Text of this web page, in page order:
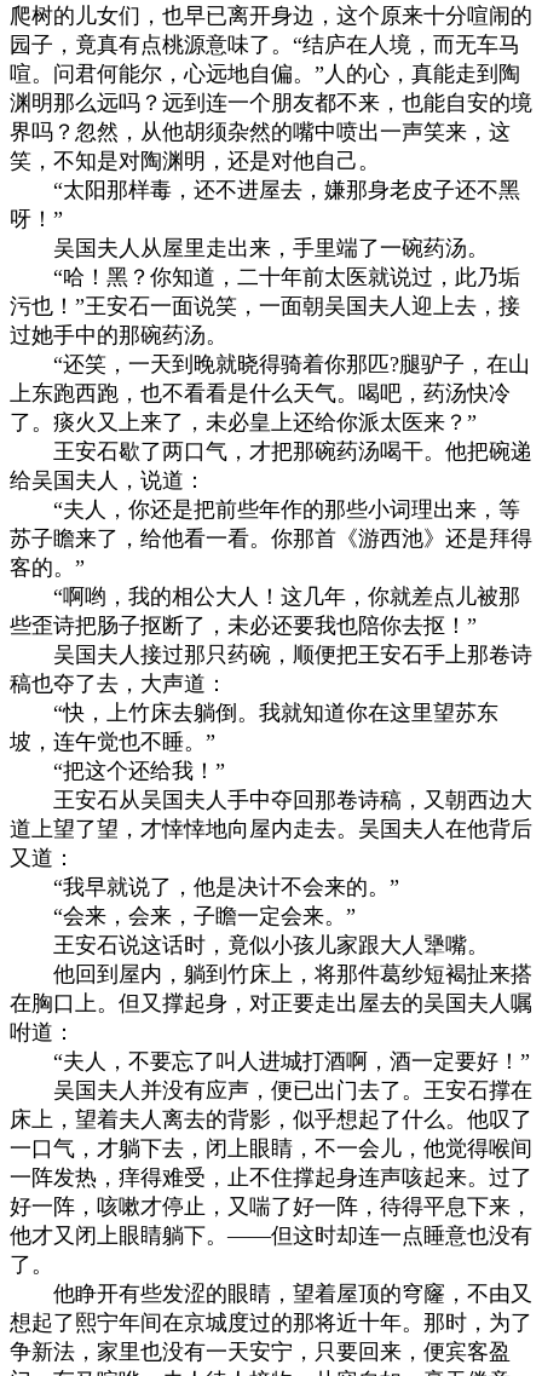
爬树的儿女们，也早已离开身边，这个原来十分喧闹的
园子，竟真有点桃源意味了。“结庐在人境，而无车马
喧。问君何能尔，心远地自偏。”人的心，真能走到陶
渊明那么远吗？远到连一个朋友都不来，也能自安的境
界吗？忽然，从他胡须杂然的嘴中喷出一声笑来，这
笑，不知是对陶渊明，还是对他自己。
“太阳那样毒，还不进屋去，嫌那身老皮子还不黑
呀！”
吴国夫人从屋里走出来，手里端了一碗药汤。
“哈！黑？你知道，二十年前太医就说过，此乃垢
污也！”王安石一面说笑，一面朝吴国夫人迎上去，接
过她手中的那碗药汤。
“还笑，一天到晚就晓得骑着你那匹?腿驴子，在山
上东跑西跑，也不看看是什么天气。喝吧，药汤快冷
了。痰火又上来了，未必皇上还给你派太医来？”
王安石歇了两口气，才把那碗药汤喝干。他把碗递
给吴国夫人，说道：
“夫人，你还是把前些年作的那些小词理出来，等
苏子瞻来了，给他看一看。你那首《游西池》还是拜得
客的。”
“啊哟，我的相公大人！这几年，你就差点儿被那
些歪诗把肠子抠断了，未必还要我也陪你去抠！”
吴国夫人接过那只药碗，顺便把王安石手上那卷诗
稿也夺了去，大声道：
“快，上竹床去躺倒。我就知道你在这里望苏东
坡，连午觉也不睡。”
“把这个还给我！”
王安石从吴国夫人手中夺回那卷诗稿，又朝西边大
道上望了望，才悻悻地向屋内走去。吴国夫人在他背后
又道：
“我早就说了，他是决计不会来的。”
“会来，会来，子瞻一定会来。”
王安石说这话时，竟似小孩儿家跟大人犟嘴。
他回到屋内，躺到竹床上，将那件葛纱短褐扯来搭
在胸口上。但又撑起身，对正要走出屋去的吴国夫人嘱
咐道：
“夫人，不要忘了叫人进城打酒啊，酒一定要好！”
吴国夫人并没有应声，便已出门去了。王安石撑在
床上，望着夫人离去的背影，似乎想起了什么。他叹了
一口气，才躺下去，闭上眼睛，不一会儿，他觉得喉间
一阵发热，痒得难受，止不住撑起身连声咳起来。过了
好一阵，咳嗽才停止，又喘了好一阵，待得平息下来，
他才又闭上眼睛躺下。——但这时却连一点睡意也没有
了。
他睁开有些发涩的眼睛，望着屋顶的穹窿，不由又
想起了熙宁年间在京城度过的那将近十年。那时，为了
争新法，家里也没有一天安宁，只要回来，便宾客盈